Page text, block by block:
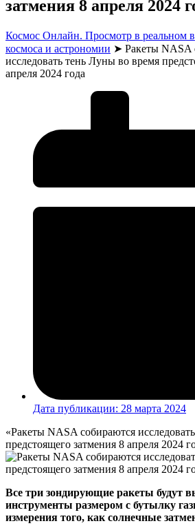
затмения 8 апреля 2024
Космос Онлайн. Просмотр в реальном
космоса и астрономии ➤ Ракеты NASA
исследовать тень Луны во время
апреля 2024 года
Дата публикации: 28 марта 2024
«Ракеты NASA собираются
предстоящего затмения 8 апреля 2024
Все три зондирующие ракеты будут
инструменты размером с бутылку
измерения того, как солнечные